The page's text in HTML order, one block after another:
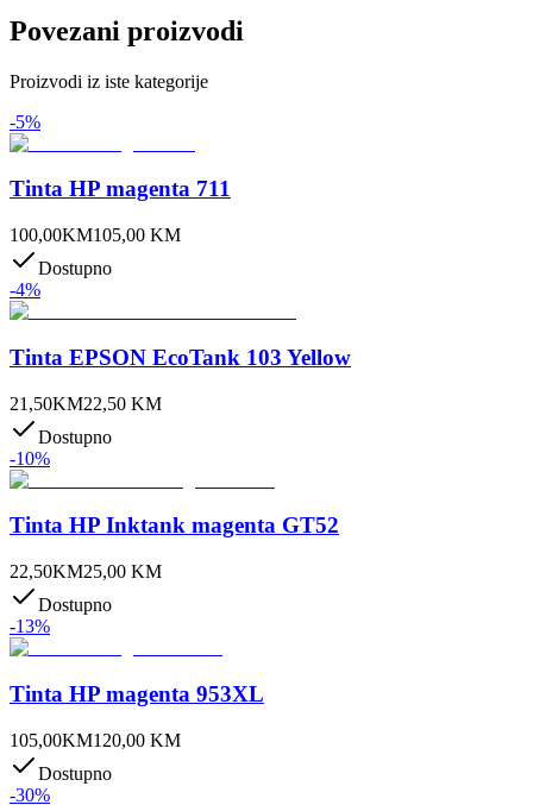
Povezani proizvodi
Proizvodi iz iste kategorije
-5%
Tinta HP magenta 711
100,00KM105,00 KM
Dostupno
-4%
Tinta EPSON EcoTank 103 Yellow
21,50KM22,50 KM
Dostupno
-10%
Tinta HP Inktank magenta GT52
22,50KM25,00 KM
Dostupno
-13%
Tinta HP magenta 953XL
105,00KM120,00 KM
Dostupno
-30%